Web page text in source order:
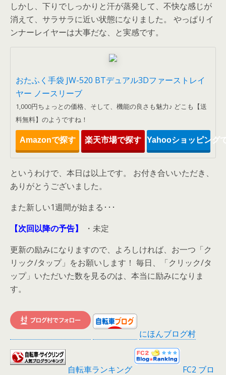
しかし、下りでしっかりと汗が蒸発して、不快な感じが
消えて、サラサラに近い状態になりました。 やっぱりイ
ンナーレイヤーは大事だな、と実感です。
おたふく手袋 JW-520 BTデュアル3Dファーストレイ
ヤー ノースリーブ
1,000円ちょっとの価格、そして、機能の良さも魅力♪ どこも【送
料無料】のようですね！
Amazonで探す 楽天市場で探す Yahooショッピング
というわけで、本日は以上です。 お付き合いいただき、
ありがとうございました。
また新しい1週間が始まる･･･
【次回以降の予告】
・未定
更新の励みになりますので、よろしければ、お一つ「ク
リック/タップ」をお願いします！ 毎日、「クリック/タ
ップ」いただいた数を見るのは、本当に励みになりま
す。
にほんブログ村
自転車ランキング FC2 ブロ